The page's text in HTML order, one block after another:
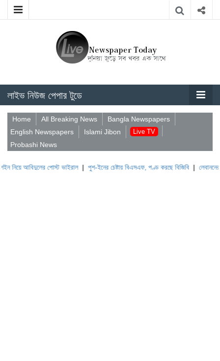
লাইভ নিউজ পেপার টুডে
Home All Breaking News
Bangla Newspapers
English Newspapers
Islami Jibon Live TV
Probashi News
পোস্ট ভাইরাল|পুশ-ইনের চেষ্টায় বিএসএফ, পণ্ড করছে বিজিবি|লেবাননের